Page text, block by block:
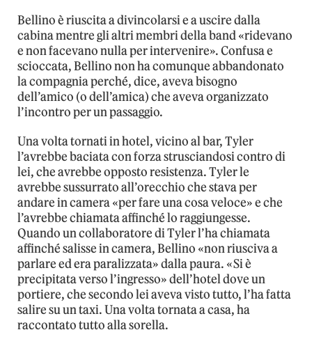
Bellino è riuscita a divincolarsi e a uscire dalla
cabina mentre gli altri membri della band «ridevano
e non facevano nulla per intervenire». Confusa e
scioccata, Bellino non ha comunque abbandonato
la compagnia perché, dice, aveva bisogno
dell’amico (o dell’amica) che aveva organizzato
l’incontro per un passaggio.
Una volta tornati in hotel, vicino al bar, Tyler
l’avrebbe baciata con forza strusciandosi contro di
lei, che avrebbe opposto resistenza. Tyler le
avrebbe sussurrato all’orecchio che stava per
andare in camera «per fare una cosa veloce» e che
l’avrebbe chiamata affinché lo raggiungesse.
Quando un collaboratore di Tyler l’ha chiamata
affinché salisse in camera, Bellino «non riusciva a
parlare ed era paralizzata» dalla paura. «Si è
precipitata verso l’ingresso» dell’hotel dove un
portiere, che secondo lei aveva visto tutto, l’ha fatta
salire su un taxi. Una volta tornata a casa, ha
raccontato tutto alla sorella.